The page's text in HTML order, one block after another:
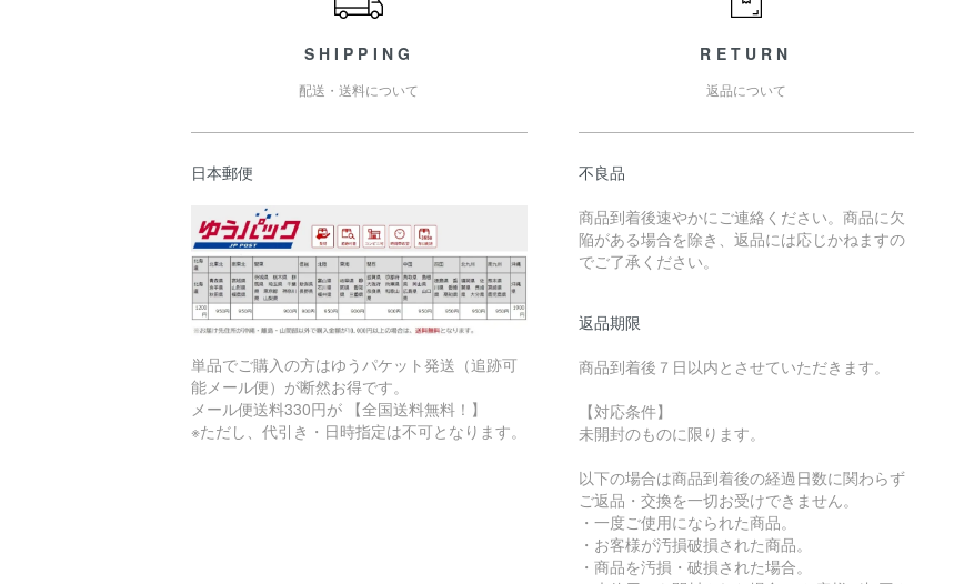
SHIPPING
配送・送料について
日本郵便
単品でご購入の方はゆうパケット発送（追跡可
能メール便）が断然お得です。
メール便送料330円が 【全国送料無料！】
※ただし、代引き・日時指定は不可となります。
RETURN
返品について
不良品
商品到着後速やかにご連絡ください。商品に欠
陥がある場合を除き、返品には応じかねますの
でご了承ください。
返品期限
商品到着後７日以内とさせていただきます。
【対応条件】
未開封のものに限ります。
以下の場合は商品到着後の経過日数に関わらず
ご返品・交換を一切お受けできません。
・一度ご使用になられた商品。
・お客様が汚損破損された商品。
・商品を汚損・破損された場合。